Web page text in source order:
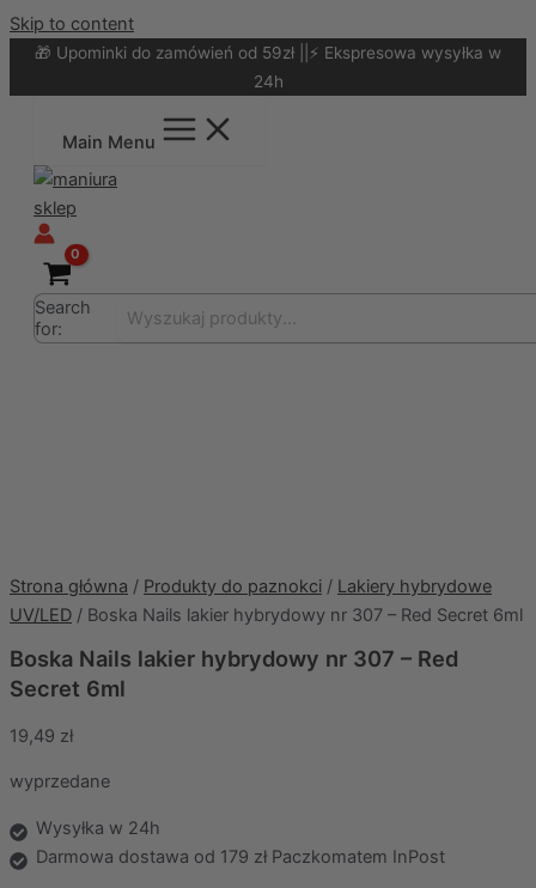
Skip to content
🎁 Upominki do zamówień od 59zł ||⚡ Ekspresowa wysyłka w
24h
Main Menu
Search
for:
Strona główna / Produkty do paznokci / Lakiery hybrydowe
UV/LED / Boska Nails lakier hybrydowy nr 307 – Red Secret 6ml
Boska Nails lakier hybrydowy nr 307 – Red
Secret 6ml
19,49 zł
wyprzedane
Wysyłka w 24h
Darmowa dostawa od 179 zł Paczkomatem InPost